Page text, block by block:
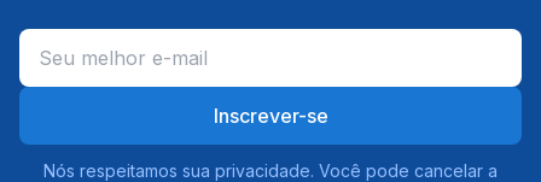
Inscrever-se
Nós respeitamos sua privacidade. Você pode cancelar a